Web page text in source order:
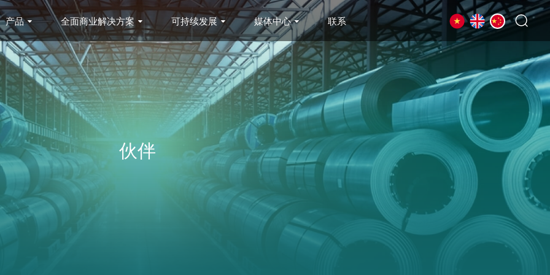
产品 全面商业解决方案 可持续发展 媒体中心 联系
伙伴